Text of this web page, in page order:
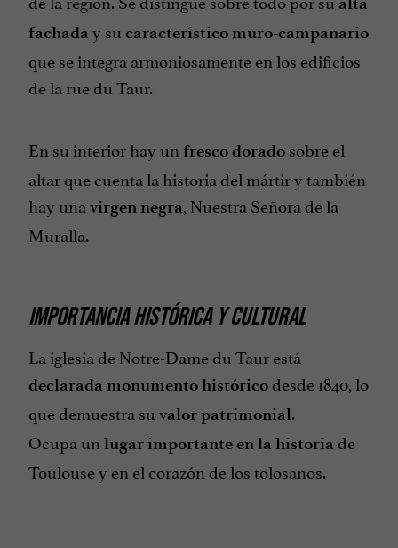
fachada y su característico muro-campanario
que se integra armoniosamente en los edificios
de la rue du Taur.
En su interior hay un fresco dorado sobre el
altar que cuenta la historia del mártir y también
hay una virgen negra, Nuestra Señora de la
Muralla.
IMPORTANCIA HISTÓRICA Y CULTURAL
La iglesia de Notre-Dame du Taur está
declarada monumento históricodesde 1840, lo
que demuestra su valor patrimonial.
Ocupa un lugar importante en la historia de
Toulouse y en el corazón de los tolosanos.